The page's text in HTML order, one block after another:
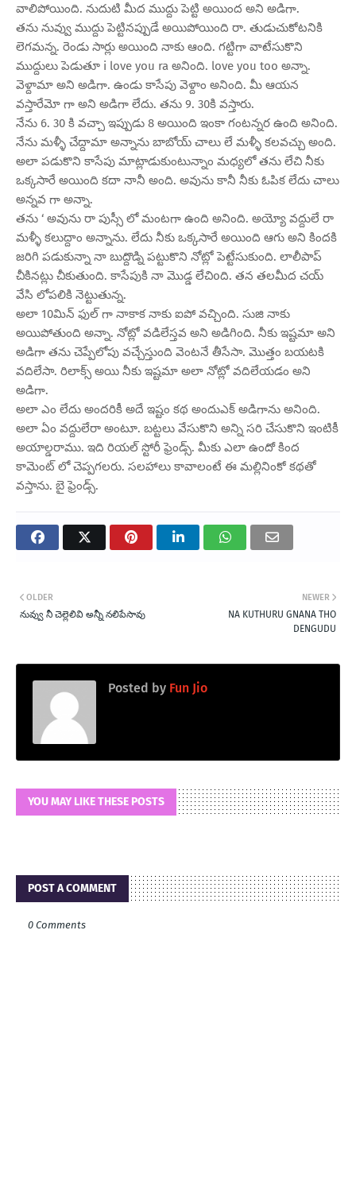
వాలిపోయింది. నుదుటి మీద ముద్దు పెట్టి అయింద అని అడిగా.
తను నువ్వు ముద్దు పెట్టినప్పుడే అయిపోయింది రా. తుడుచుకోటనికి
లెగమన్న. రెండు సార్లు అయింది నాకు ఆంది. గట్టిగా వాటేసుకొని
ముద్దులు పెడుతూ i love you ra అనింది. love you too అన్నా.
వెళ్దామా అని అడిగా. ఉండు కాసేపు వెళ్దాం అనింది. మీ ఆయన
వస్తారేమో గా అని అడిగా లేదు. తను 9. 30కి వస్తారు.
నేను 6. 30 కి వచ్చా ఇప్పుడు 8 అయింది ఇంకా గంటన్నర ఉంది అనింది.
నేను మళ్ళీ చేద్దామా అన్నాను బాబోయ్ చాలు లే మళ్ళీ కలవచ్చు అంది.
అలా పడుకొని కాసేపు మాట్లాడుకుంటున్నాం మధ్యలో తను లేచి నీకు
ఒక్కసారే అయింది కదా నానీ అంది. అవును కానీ నీకు ఓపిక లేదు చాలు
అన్నవ గా అన్నా.
తను ‘ అవును రా పుస్సీ లో మంటగా ఉంది అనింది. అయ్యో వద్దులే రా
మళ్ళీ కలుద్దాం అన్నాను. లేదు నీకు ఒక్కసారే అయింది ఆగు అని కిందకి
జరిగి పడుకున్నా నా బుద్దొడ్ని పట్టుకొని నోట్లో పెట్టేసుకుంది. లాలీపాప్
చీకినట్లు చీకుతుంది. కాసేపుకి నా మొడ్డ లేచిoది. తన తలమీద చయ్
వేసి లోపలికి నెట్టుతున్న.
అలా 10మిన్ ఫుల్ గా నాకాక నాకు ఐపో వచ్చింది. సుజి నాకు
అయిపోతుంది అన్నా. నోట్లో వడిలేస్తవ అని అడిగింది. నీకు ఇష్టమా అని
అడిగా తను చెప్పేలోపు వచ్చేస్తుంది వెంటనే తీసేసా. మొత్తం బయటకి
వదిలేసా. రిలాక్స్ అయి నీకు ఇష్టమా అలా నోట్లో వదిలేయడం అని
అడిగా.
అలా ఎం లేదు అందరికీ అదే ఇష్టం కథ అందుఎక్ అడిగాను అనింది.
అలా ఏం వద్దులేరా అంటూ. బట్టలు వేసుకొని అన్ని సరి చేసుకొని ఇంటికీ
అయాల్డరాము. ఇది రియల్ స్టోరీ ఫ్రెండ్స్. మీకు ఎలా ఉందో కింద
కామెంట్ లో చెప్పగలరు. సలహాలు కావాలంటే ఈ మల్లినింకో కథతో
వస్తాను. బై ఫ్రెండ్స్.
NEWER
NA KUTHURU GNANA THO
DENGUDU
OLDER
నువ్వు నీ చెల్లెలివి అన్నీ నలిపేసావు
Posted by Fun Jio
YOU MAY LIKE THESE POSTS
POST A COMMENT
0 Comments